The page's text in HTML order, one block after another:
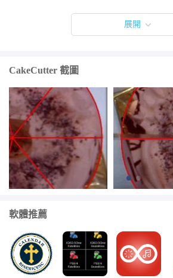
展開
CakeCutter 截圖
軟體推薦